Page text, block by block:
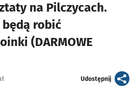
na Pilczycach.
robić
(DARMOWE
Udostępnijartykuł